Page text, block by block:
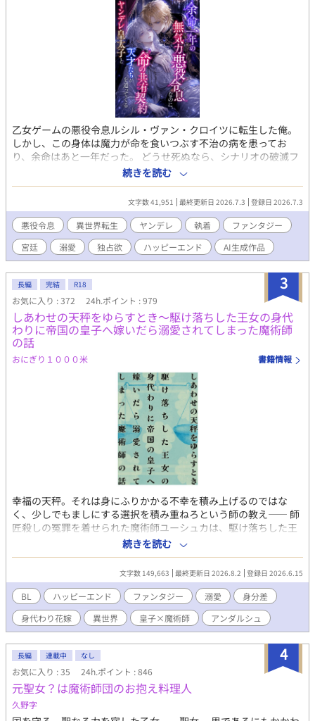
乙女ゲームの悪役令息ルシル・ヴァン・クロイツに転生した俺。
しかし、この身体は魔力が命を食いつぶす不治の病を患ってお
り、余命はあと一年だった。 どうせ死ぬなら、シナリオの破滅フ
ラグを回避し、誰の記憶にも残らず静かに消え去りたい。 そう願
って王太子アルフレッドに婚約破棄を申し出た。 ――だが、それ
がすべての狂気の始まりだった。 「君の手はひどく冷たいね。ま
るで死人のようだ。……婚約の破棄は認めない」 何も望まず、た
だ消えようとするルシルの儚げな諦観は、逆に攻略対象たちのド
ス黒い支配欲と執着に火をつけてしまう。 ヤンデレ王太子アルフ
レッドの圧倒的な拘束。 実直な騎士ガレッドの盲目的な献身。 天
才魔術師ノアの狂気的な探究。 ルシルが死の淵へ沈み込もうとし
たとき、三人は神の理に逆らう禁忌の魔術を実行する。 それは、
自らの命と魔力をルシルの身体へ直接繋ぎ止める『命の共有契
約』だった――。 「君はもう、どこへも行けない。永遠に、私た
ちと共にあるんだ」 死んで逃げることすら許されない豪奢な鳥籠
の中、悪役令息は息が詰まるほど甘い絶望と幸福に溺れていく。
ヤンデレ執着BLファンタジー、ここに開幕。
続きを読む
文字数 41,951 最終更新日 2026.7.3 登録日 2026.7.3
悪役令息 異世界転生 ヤンデレ 執着
ファンタジー
宮廷
溺愛 独占欲 ハッピーエンド AI生成作品
3
長編 完結 R18
お気に入り : 372 24h.ポイント : 979
しあわせの天秤をゆらすとき～駆け落ちした王女の身代
わりに帝国の皇子へ嫁いだら溺愛されてしまった魔術師
の話
おにぎり１０００米 書籍情報
幸福の天秤。それは身にふりかかる不幸を積み上げるのではな
く、少しでもましにする選択を積み重ねろという師の教え―― 師
匠殺しの冤罪を着せられた魔術師ユーシュカは、駆け落ちした王
女の身代わりとして隣国へ送られる。国境で事故死した「ふり」
をするはずが、花婿である冷酷皇子アルフレイムに救われ、同時
に身代わりだと見抜かれてしまう。隷属の輪を嵌められてアルフ
レイムの夜の相手をすることになったユーシュカだったが、「つ
ねに幸福の天秤を心に置け」という師匠の教えに従って日々を過
ごし、少しずつ要塞の兵士たちに認められていく。そして「冷酷
皇子」アルフレイムと心を通わせるようになっていくが…… 身代
わりから始まる執着溺愛。人間不信の冷酷皇子×冤罪の魔術師、
ハッピーエンド 状況はシリアスですが主人公が変人なのでわりと
明るめ（？）に進行します。 本編は完結しました。時々番外編を
更新します。
続きを読む
文字数 149,663 最終更新日 2026.8.2 登録日 2026.6.15
BL ハッピーエンド ファンタジー 溺愛
身分差
身代わり花嫁
異世界 皇子×魔術師 アンダルシュ
4
長編 連載中 なし
お気に入り : 35 24h.ポイント : 846
元聖女？は魔術師団のお抱え料理人
久野字